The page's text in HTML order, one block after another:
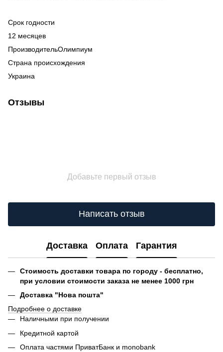
Срок годности
12 месяцев
ПроизводительОлимпиум
Страна происхождения
Украина
Отзывы
Добавьте первый отзыв
Написать отзыв
Доставка Оплата Гарантия
Стоимость доставки товара по городу - бесплатно,
при условии стоимости заказа не менее 1000 грн
Доставка "Нова пошта"
Подробнее о доставке
Наличными при получении
Кредитной картой
Оплата частями ПриватБанк и monobank